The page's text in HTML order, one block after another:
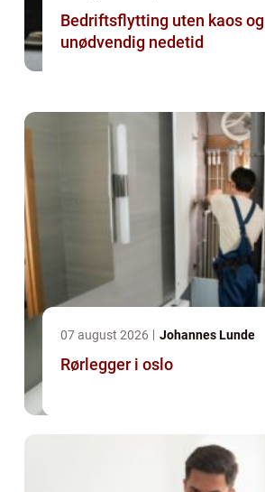
Bedriftsflytting uten kaos og
unødvendig nedetid
07 august 2026 Johannes Lunde
Rørlegger i oslo